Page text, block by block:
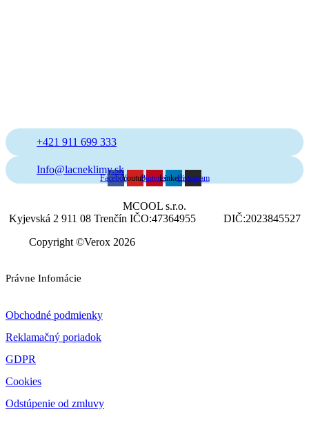
+421 911 699 333
Info@lacneklimy.sk
FacebookYoutubePinterestLinkedinInstagram
MCOOL s.r.o.
Kyjevská 2 911 08 Trenčín IČO:47364955 DIČ:2023845527
Copyright ©Verox 2026
Právne Infomácie
Obchodné podmienky
Reklamačný poriadok
GDPR
Cookies
Odstúpenie od zmluvy